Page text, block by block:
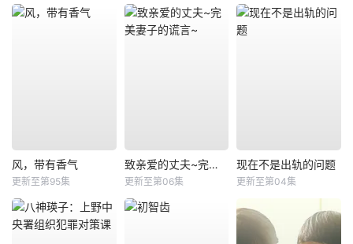
风，带有香气
更新至第95集
致亲爱的丈夫~完美妻子的谎言~
更新至第06集
现在不是出轨的问题
更新至第04集